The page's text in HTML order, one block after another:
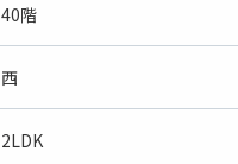
40階
西
2LDK